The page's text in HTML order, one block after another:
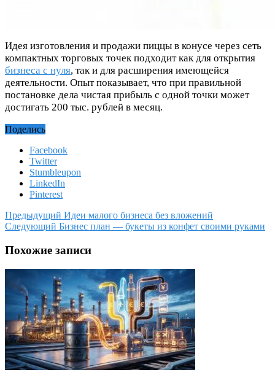
Идея изготовления и продажи пиццы в конусе через сеть
компактных торговых точек подходит как для открытия
бизнеса с нуля, так и для расширения имеющейся
деятельности. Опыт показывает, что при правильной
постановке дела чистая прибыль с одной точки может
достигать 200 тыс. рублей в месяц.
Поделись
Facebook
Twitter
Stumbleupon
LinkedIn
Pinterest
Предыдущий Идеи малого бизнеса без вложений
Следующий Бизнес план — букеты из конфет своими руками
Похожие записи